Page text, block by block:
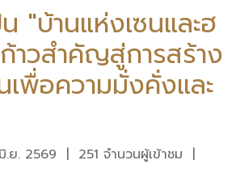
"บ้านแห่งเซนและฮ
าวสำคัญสู่การสร้าง
เพื่อความมั่งคั่งและ
ย. 2569 | 251 จำนวนผู้เข้าชม |